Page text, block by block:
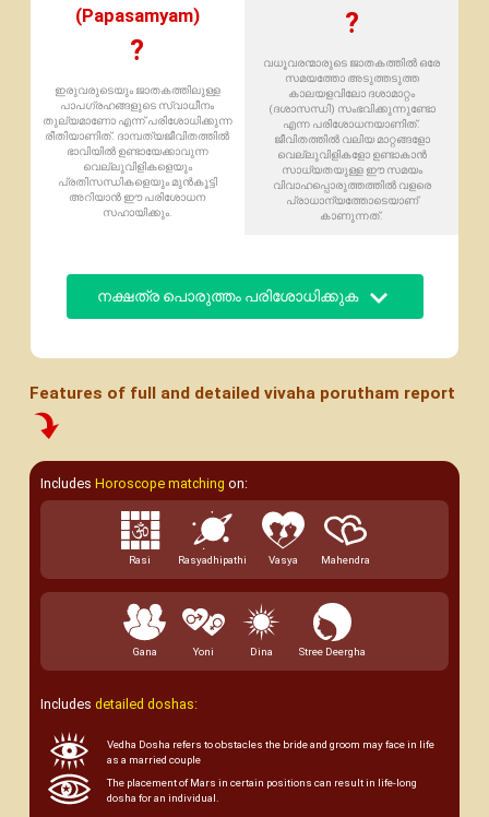
(Papasamyam)
?
ഇരുവരുടെയും ജാതകത്തിലുള്ള
പാപഗ്രഹങ്ങളുടെ സ്വാധീനം
തുല്യമാണോ എന്ന് പരിശോധിക്കുന്ന
രീതിയാണിത്. ദാമ്പത്യജീവിതത്തിൽ
ഭാവിയിൽ ഉണ്ടായേക്കാവുന്ന
വെല്ലുവിളികളെയും
പ്രതിസന്ധികളെയും മുൻകൂട്ടി
അറിയാൻ ഈ പരിശോധന
സഹായിക്കും.
?
വധൂവരന്മാരുടെ ജാതകത്തിൽ ഒരേ
സമയത്തോ അടുത്തടുത്ത
കാലയളവിലോ ദശാമാറ്റം
(ദശാസന്ധി) സംഭവിക്കുന്നുണ്ടോ
എന്ന പരിശോധനയാണിത്.
ജീവിതത്തിൽ വലിയ മാറ്റങ്ങളോ
വെല്ലുവിളികളോ ഉണ്ടാകാൻ
സാധ്യതയുള്ള ഈ സമയം
വിവാഹപ്പൊരുത്തത്തിൽ വളരെ
പ്രാധാന്യത്തോടെയാണ്
കാണുന്നത്.
നക്ഷത്ര പൊരുത്തം പരിശോധിക്കുക
Features of full and detailed vivaha porutham report
Includes Horoscope matching on:
Rasi Rasyadhipathi Vasya Mahendra
Gana Yoni Dina Stree Deergha
Includes detailed doshas:
Vedha Dosha refers to obstacles the bride and groom may face in life
as a married couple
The placement of Mars in certain positions can result in life-long
dosha for an individual.